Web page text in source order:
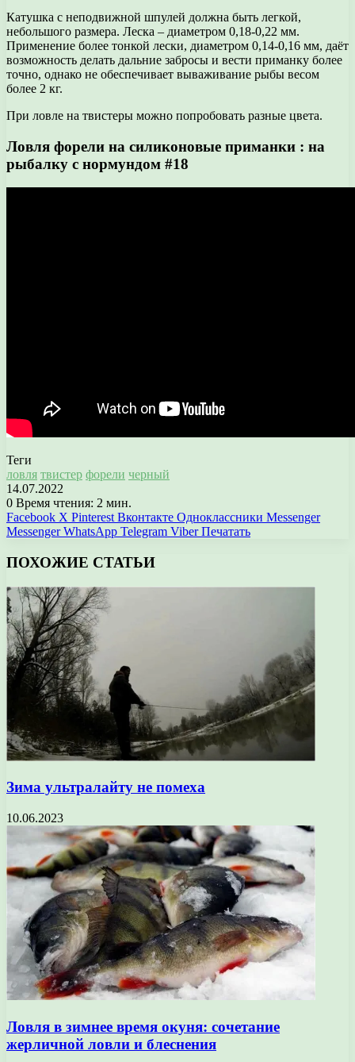
Катушка с неподвижной шпулей должна быть легкой,
небольшого размера. Леска – диаметром 0,18-0,22 мм.
Применение более тонкой лески, диаметром 0,14-0,16 мм, даёт
возможность делать дальние забросы и вести приманку более
точно, однако не обеспечивает вываживание рыбы весом
более 2 кг.
При ловле на твистеры можно попробовать разные цвета.
Ловля форели на силиконовые приманки : на
рыбалку с нормундом #18
Теги
ловля твистер форели черный
14.07.2022
0 Время чтения: 2 мин.
Facebook X Pinterest Вконтакте Одноклассники Messenger
Messenger WhatsApp Telegram Viber Печатать
ПОХОЖИЕ СТАТЬИ
Зима ультралайту не помеха
10.06.2023
Ловля в зимнее время окуня: сочетание
жерличной ловли и блеснения